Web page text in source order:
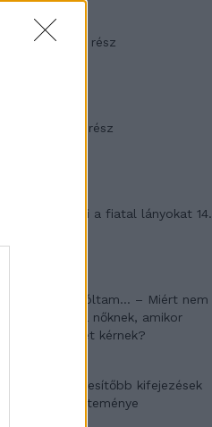
Minka 12. rész
Minka 11. rész
T. szereti a fiatal lányokat 14.
Pedig szóltam… – Miért nem
hiszünk a nőknek, amikor
segítséget kérnek?
A legidegesítőbb kifejezések
laza gyűjteménye